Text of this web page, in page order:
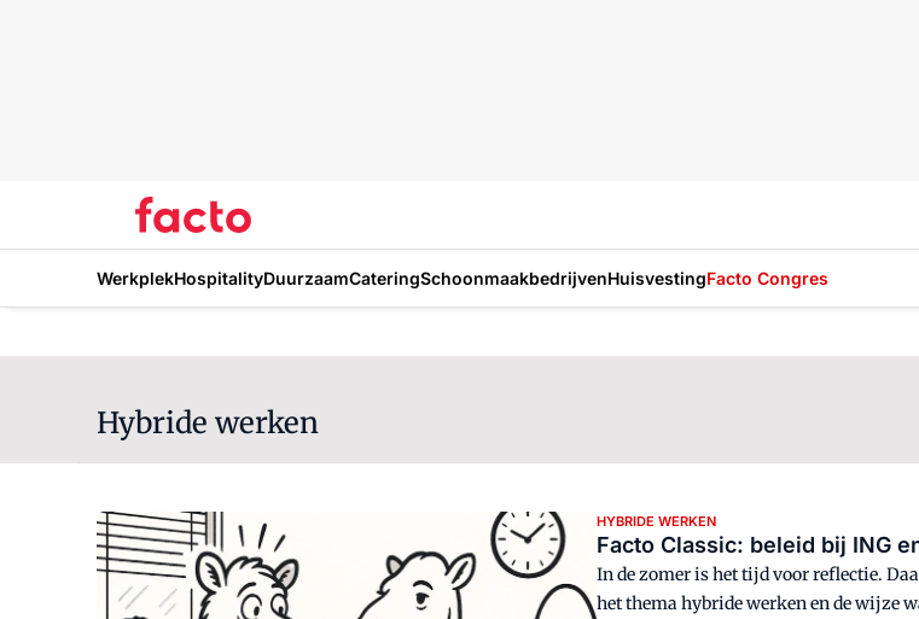
WerkplekHospitalityDuurzaamCateringSchoonmaakbedrijvenHuisvestingFacto Congres
Hybride werken
HYBRIDE WERKEN
Facto Classic: beleid bij ING
In de zomer is het tijd voor reflectie.
het thema hybride werken en de wijze